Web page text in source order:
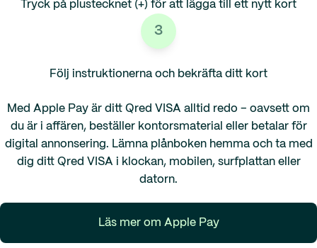
Tryck på plustecknet (+) för att lägga till ett nytt kort
3
Följ instruktionerna och bekräfta ditt kort
Med Apple Pay är ditt Qred VISA alltid redo – oavsett om
du är i affären, beställer kontorsmaterial eller betalar för
digital annonsering. Lämna plånboken hemma och ta med
dig ditt Qred VISA i klockan, mobilen, surfplattan eller
datorn.
Läs mer om Apple Pay